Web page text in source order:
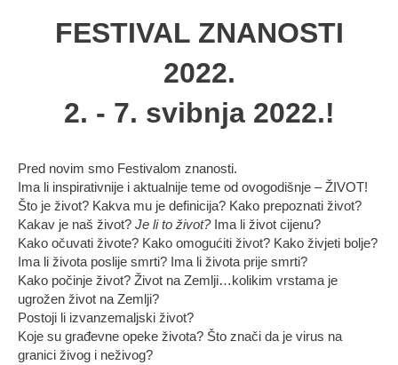
FESTIVAL ZNANOSTI
2022.
2. - 7. svibnja 2022.!
Pred novim smo Festivalom znanosti.
Ima li inspirativnije i aktualnije teme od ovogodišnje – ŽIVOT!
Što je život? Kakva mu je definicija? Kako prepoznati život?
Kakav je naš život?Je li to život?Ima li život cijenu?
Kako očuvati živote? Kako omogućiti život? Kako živjeti bolje?
Ima li života poslije smrti? Ima li života prije smrti?
Kako počinje život? Život na Zemlji…kolikim vrstama je
ugrožen život na Zemlji?
Postoji li izvanzemaljski život?
Koje su građevne opeke života? Što znači da je virus na
granici živog i neživog?